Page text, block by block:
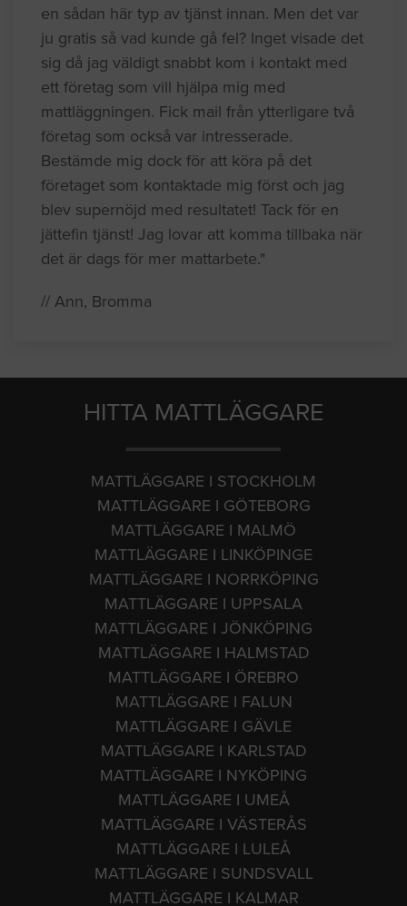
en sådan här typ av tjänst innan. Men det var
ju gratis så vad kunde gå fel? Inget visade det
sig då jag väldigt snabbt kom i kontakt med
ett företag som vill hjälpa mig med
mattläggningen. Fick mail från ytterligare två
företag som också var intresserade.
Bestämde mig dock för att köra på det
företaget som kontaktade mig först och jag
blev supernöjd med resultatet! Tack för en
jättefin tjänst! Jag lovar att komma tillbaka när
det är dags för mer mattarbete."
// Ann, Bromma
HITTA MATTLÄGGARE
MATTLÄGGARE I STOCKHOLM
MATTLÄGGARE I GÖTEBORG
MATTLÄGGARE I MALMÖ
MATTLÄGGARE I LINKÖPINGE
MATTLÄGGARE I NORRKÖPING
MATTLÄGGARE I UPPSALA
MATTLÄGGARE I JÖNKÖPING
MATTLÄGGARE I HALMSTAD
MATTLÄGGARE I ÖREBRO
MATTLÄGGARE I FALUN
MATTLÄGGARE I GÄVLE
MATTLÄGGARE I KARLSTAD
MATTLÄGGARE I NYKÖPING
MATTLÄGGARE I UMEÅ
MATTLÄGGARE I VÄSTERÅS
MATTLÄGGARE I LULEÅ
MATTLÄGGARE I SUNDSVALL
MATTLÄGGARE I KALMAR